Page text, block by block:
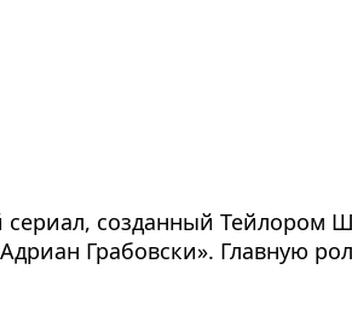
созданный Тейлором
Грабовски». Главную